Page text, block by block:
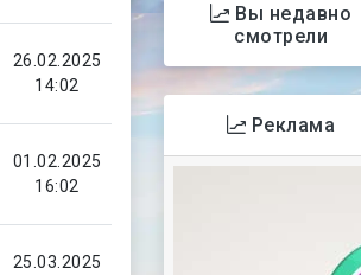
26.02.2025
14:02
01.02.2025
16:02
25.03.2025
Вы недавно
смотрели
Реклама